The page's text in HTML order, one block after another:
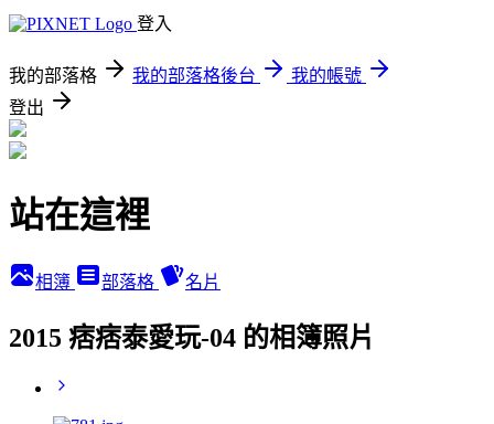
登入
我的部落格 我的部落格後台
我的帳號
登出
站在這裡
相簿 部落格 名片
2015 痞痞泰愛玩-04 的相簿照片